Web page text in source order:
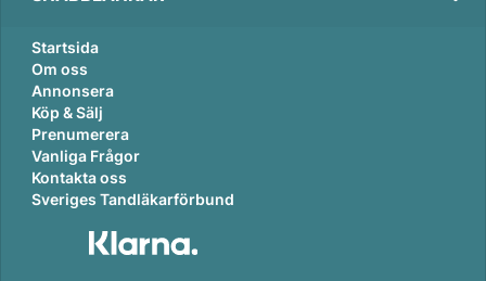
Startsida
Om oss
Annonsera
Köp & Sälj
Prenumerera
Vanliga Frågor
Kontakta oss
Sveriges Tandläkarförbund